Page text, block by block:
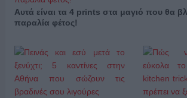
Αυτά είναι τα 4 prints στα μαγιό που θα
παραλία φέτος!